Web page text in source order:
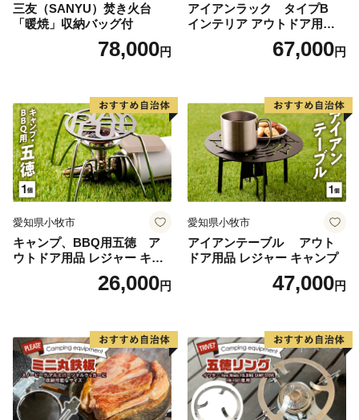
三友（SANYU）焚き火台
「暖焼」収納バッグ付
78,000円
アイアンラック タイプB
インテリア アウトドア用品
レジャー キャンプ67,000円
愛知県小牧市
キャンプ、BBQ用五徳 ア
ウトドア用品 レジャー キャ
ンプ バーベキュー BBQ 五徳
26,000円
愛知県小牧市
アイアンテーブル アウト
ドア用品 レジャー キャンプ
47,000円